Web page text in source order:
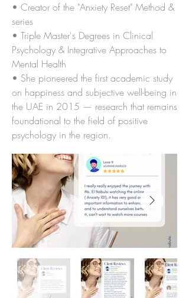
• Creator of the "Anxiety Reset" Method &
series
• Triple Master's Degrees in Clinical
Psychology & Integrative Approaches to
Mental Health
• She pioneered the first academic study
on happiness and subjective well-being in
the UAE in 2015 — research that remains
foundational to the field of positive
psychology in the region.